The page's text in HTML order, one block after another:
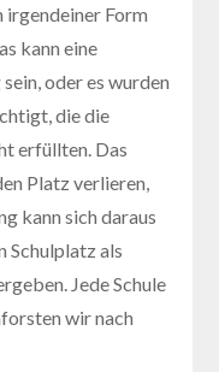
irgendeiner Form
kann eine
oder es wurden
die die
erfüllten. Das
Platz verlieren,
kann sich daraus
Schulplatz als
Jede Schule
wir nach